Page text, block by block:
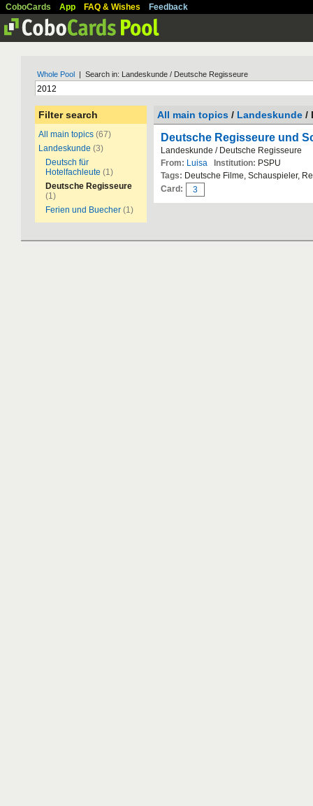
CoboCards App FAQ & Wishes Feedback
Whole Pool | Search in: Landeskunde / Deutsche Regisseure
Filter search
All main topics (67)
Landeskunde (3)
Deutsch für
Hotelfachleute (1)
Deutsche Regisseure
(1)
Ferien und Buecher (1)
All main topics / Landeskunde /
Deutsche Regisseure und
Landeskunde / Deutsche Regisseure
From: Luisa Institution: PSPU
Tags: Deutsche Filme, Schauspieler,
Card:
3